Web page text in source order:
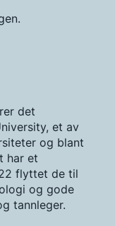
det
et av
og blant
har et
flyttet de til
og gode
tannleger.